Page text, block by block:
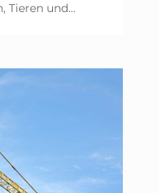
Tieren und...